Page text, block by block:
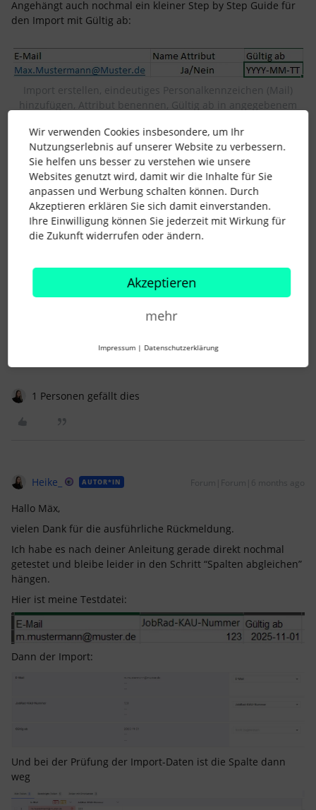
Angehängt auch nochmal ein kleiner Step by Step Guide für
den Import mit Gültig ab:
Import erstellen, eindeutiges Personalkennzeichen (Mail)
hinzufügen, Attribut benennen, Gültig ab in angegebenem
Prüfen ob alles stimmt (Fehler wegen nicht angelegtem MA)
und Importieren
In der Historie prüfen, passt.
1 Personen gefällt dies
Heike_ AUTOR*IN Forum|Forum|6 months ago
Hallo Mäx,
vielen Dank für die ausführliche Rückmeldung.
Ich habe es nach deiner Anleitung gerade direkt nochmal
getestet und bleibe leider in den Schritt “Spalten abgleichen”
hängen.
Hier ist meine Testdatei:
Dann der Import:
Und bei der Prüfung der Import-Daten ist die Spalte dann
weg
Wir verwenden Cookies insbesondere, um Ihr
Nutzungserlebnis auf unserer Website zu verbessern.
Sie helfen uns besser zu verstehen wie unsere
Websites genutzt wird, damit wir die Inhalte für Sie
anpassen und Werbung schalten können. Durch
Akzeptieren erklären Sie sich damit einverstanden.
Ihre Einwilligung können Sie jederzeit mit Wirkung für
die Zukunft widerrufen oder ändern.
Akzeptieren
mehr
Impressum | Datenschutzerklärung